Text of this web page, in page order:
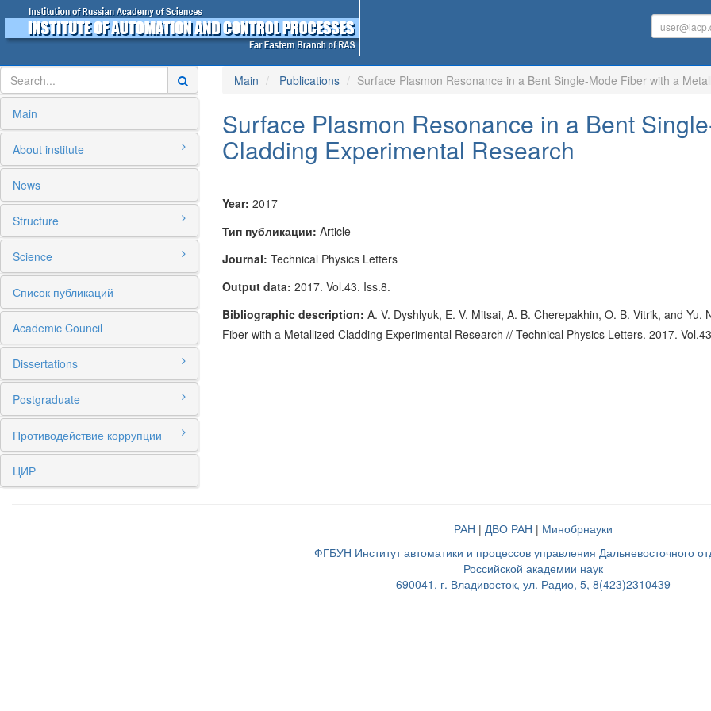
Main
About institute
News
Structure
Science
Список публикаций
Academic Council
Dissertations
Postgraduate
Противодействие коррупции
ЦИР
Main Publications Surface Plasmon Resonance in a Bent Single-Mode Fiber with a
Surface Plasmon Resonance in a Bent
Cladding Experimental Research
Year: 2017
Тип публикации: Article
Journal: Technical Physics Letters
Output data: 2017. Vol.43. Iss.8.
Bibliographic description: A. V. Dyshlyuk, E. V. Mitsai, A. B. Cherepakhin, O. B. Vitrik, and
Fiber with a Metallized Cladding Experimental Research // Technical Physics Letters. 2017.
РАН | ДВО РАН | Минобрнауки
ФГБУН Институт автоматики и процессов управления Дальневосточного
Российской академии наук
690041, г. Владивосток, ул. Радио, 5, 8(423)2310439